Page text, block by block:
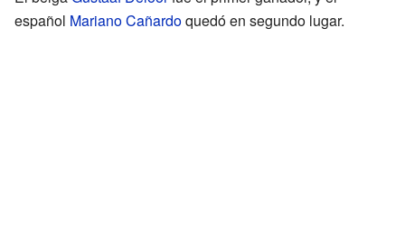
español Mariano Cañardoquedó en segundo lugar.